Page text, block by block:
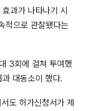
과가 나타나기 시
적으로 관찰됐다는
3회에 걸쳐 투여했
대동소이 했다.
도 허가신청서가 제